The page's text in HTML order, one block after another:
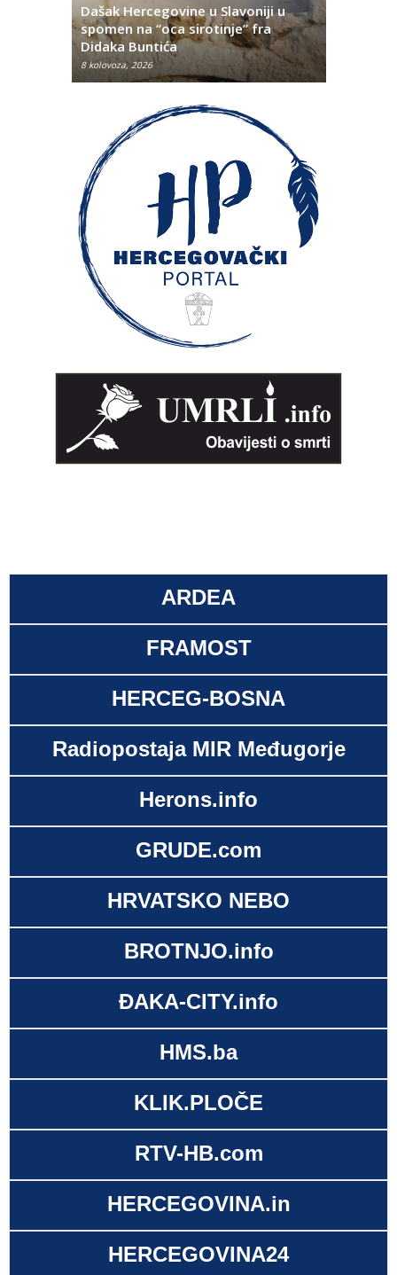
Dašak Hercegovine u Slavoniji u
spomen na “oca sirotinje” fra
Didaka Buntića
8 kolovoza, 2026
ARDEA
FRAMOST
HERCEG-BOSNA
Radiopostaja MIR Međugorje
Herons.info
GRUDE.com
HRVATSKO NEBO
BROTNJO.info
ĐAKA-CITY.info
HMS.ba
KLIK.PLOČE
RTV-HB.com
HERCEGOVINA.in
HERCEGOVINA24